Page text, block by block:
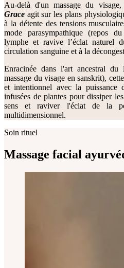
Au-delà d'un massage du
Grace agit sur les plans
à la détente des tensions
mode parasympathique (repos
lymphe et ravive l’éclat naturel
circulation sanguine et à la
Enracinée dans l'art ancestral du
massage du visage en sanskrit),
et intentionnel avec la puissance
infusées de plantes pour dissiper
sens et raviver l'éclat de la
multidimensionnel.
Soin rituel
Massage facial